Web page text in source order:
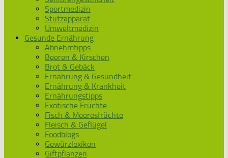
Sportmedizin
Stützapparat
Umweltmedizin
Gesunde Ernährung
Abnehmtipps
Beeren & Kirschen
Brot & Gebäck
Ernährung & Gesundheit
Ernährung & Krankheit
Ernährungstipps
Exotische Früchte
Fisch & Meeresfrüchte
Fleisch & Geflügel
Foodblogs
Gewürzlexikon
Giftpflanzen